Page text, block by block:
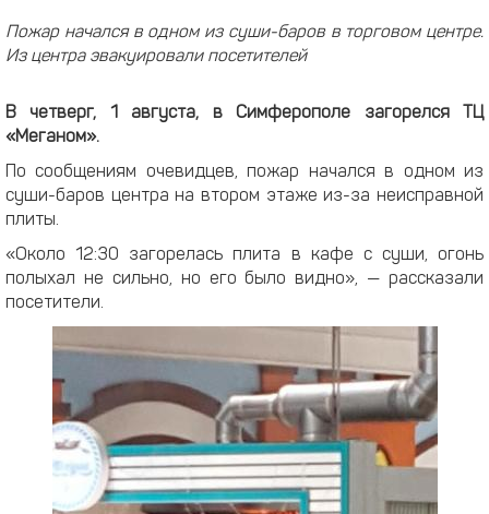
Пожар начался в одном из суши-баров в торговом центре.
Из центра эвакуировали посетителей
В четверг, 1 августа, в Симферополе загорелся ТЦ
«Меганом».
По сообщениям очевидцев, пожар начался в одном из
суши-баров центра на втором этаже из-за неисправной
плиты.
«Около 12:30 загорелась плита в кафе с суши, огонь
полыхал не сильно, но его было видно», — рассказали
посетители.